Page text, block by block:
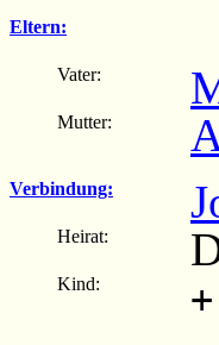
Eltern:
Vater:
Mutter:
Verbindung:
Heirat:
Kind: +